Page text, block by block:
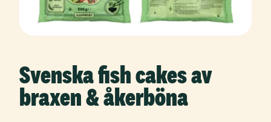
Svenska fish cakes av
braxen & åkerböna